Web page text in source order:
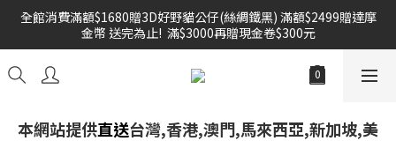
雙倍奉還 歡慶父親節全館褲類任選兩件88折!!!
全館消費滿額$1680贈3D好野貓公仔(絲綢鐵黑) 滿額$2499贈達摩
金幣 送完為止!  滿$3000再贈現金卷$300元
雙倍奉還 歡慶父親節全館褲類任選兩件88折!!!
本網站提供直送台灣,香港,澳門,馬來西亞,新加坡,美